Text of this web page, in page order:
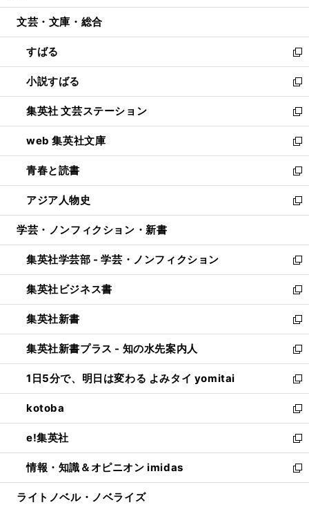
開
ウ
開
く
ン
ウ
で
開
く
ウ
ン
ド
ウ
で
開
く
文芸・文庫・総合
すばる
新
し
い
ウ
ィ
ン
ド
ウ
で
開
く
小説すばる
新
し
い
ウ
ィ
ン
ド
ウ
で
開
集英社 文芸ステーション
新
し
い
ウ
ィ
ン
ド
ウ
開
く
web 集英社文庫
新
し
い
ウ
ィ
ン
ウ
で
開
く
青春と読書
新
し
い
ウ
ン
ド
ウ
で
開
く
アジア人物史
新
し
ウ
ィ
ン
ド
ウ
で
開
く
学芸・ノンフィクション・新書
集英社学芸部 - 学芸・ノンフィクション
新
し
い
ウ
ィ
ン
ド
ウ
で
開
く
集英社ビジネス書
新
し
い
ウ
ィ
ン
ド
ウ
で
開
く
集英社新書
新
し
い
ウ
ィ
ン
ド
ウ
で
開
く
集英社新書プラス - 知の水先案内人
新
し
い
ウ
ィ
ン
ド
ウ
で
開
1日5分で、明日は変わる よみタイ yomitai
新
し
い
ウ
ィ
ン
ド
ウ
kotoba
新
し
い
ウ
ィ
ン
e!集英社
新
し
い
ウ
情報・知識＆オピニオン imidas
新
し
ライトノベル・ノベライズ